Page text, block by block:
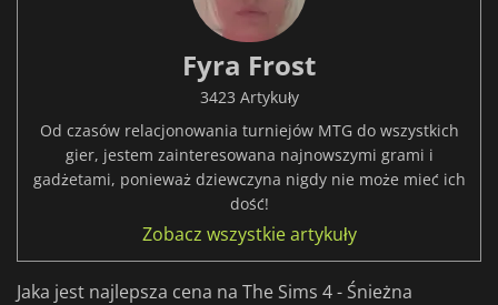
Fyra Frost
3423 Artykuły
Od czasów relacjonowania turniejów MTG do wszystkich
gier, jestem zainteresowana najnowszymi grami i
gadżetami, ponieważ dziewczyna nigdy nie może mieć ich
dość!
Zobacz wszystkie artykuły
Jaka jest najlepsza cena na The Sims 4 - Śnieżna